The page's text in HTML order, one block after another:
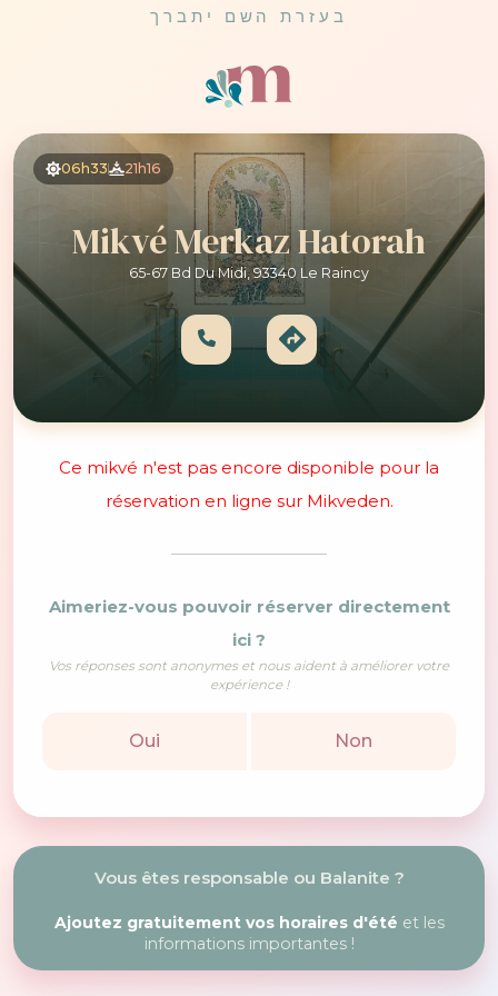
בעזרת השם יתברך
06h33 21h16
Mikvé Merkaz Hatorah
65-67 Bd Du Midi, 93340 Le Raincy
Ce mikvé n'est pas encore disponible pour la
réservation en ligne sur Mikveden.
Aimeriez-vous pouvoir réserver directement
ici ?
Vos réponses sont anonymes et nous aident à améliorer votre
expérience !
Oui Non
Vous êtes responsable ou Balanite ?
Ajoutez gratuitement vos horaires d'été et les
informations importantes !